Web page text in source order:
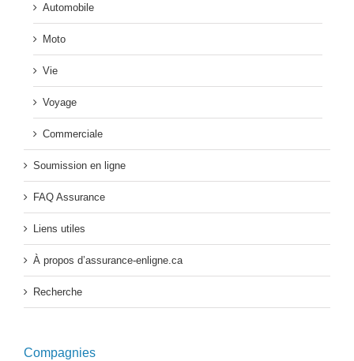
Automobile
Moto
Vie
Voyage
Commerciale
Soumission en ligne
FAQ Assurance
Liens utiles
À propos d’assurance-enligne.ca
Recherche
Compagnies